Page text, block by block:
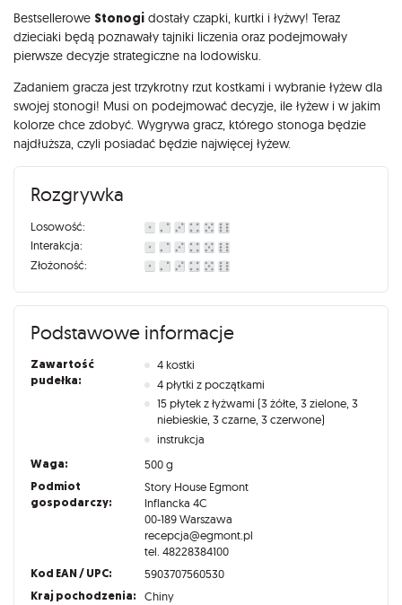
Opis
Bestsellerowe Stonogi dostały czapki, kurtki i łyżwy! Teraz
dzieciaki będą poznawały tajniki liczenia oraz podejmowały
pierwsze decyzje strategiczne na lodowisku.
Zadaniem gracza jest trzykrotny rzut kostkami i wybranie łyżew dla
swojej stonogi! Musi on podejmować decyzje, ile łyżew i w jakim
kolorze chce zdobyć. Wygrywa gracz, którego stonoga będzie
najdłuższa, czyli posiadać będzie najwięcej łyżew.
Rozgrywka
Losowość:
Interakcja:
Złożoność:
Podstawowe informacje
Zawartość
pudełka:
4 kostki
4 płytki z początkami
15 płytek z łyżwami (3 żółte, 3 zielone, 3
niebieskie, 3 czarne, 3 czerwone)
instrukcja
Waga: 500 g
Podmiot
gospodarczy:
Story House Egmont
Inflancka 4C
00-189 Warszawa
recepcja@egmont.pl
tel. 48228384100
Kod EAN / UPC: 5903707560530
Kraj pochodzenia: Chiny